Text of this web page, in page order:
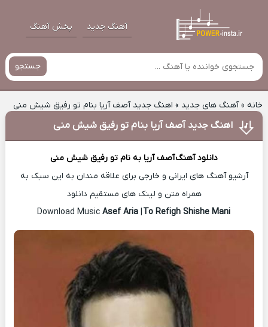
آهنگ جدید پخش آهنگ
جستجو
خانه»آهنگ های جدید » اهنگ جدید آصف آریا بنام تو رفیق شیش منی
اهنگ جدید آصف آریا بنام تو رفیق شیش منی
دانلود آهنگآصف آریا به نام تو رفیق شیش منی
آرشیو آهنگ های ایرانی و خارجی برای علاقه مندان به این سبک به
همراه متن و لینک های مستقیم دانلود
Asef Aria |To Refigh Shishe Mani